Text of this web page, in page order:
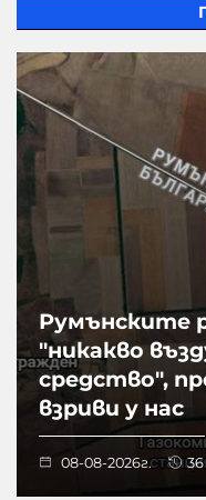
Румънските
"никакво
средство",
взриви у нас
08-08-2026г. 36